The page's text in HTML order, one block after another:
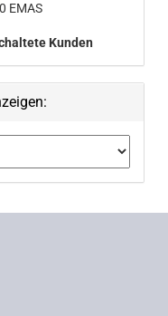
EMAS
Kunden